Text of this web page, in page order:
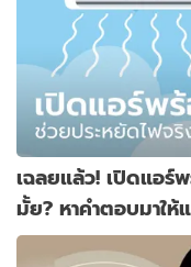
เฉลยแล้ว! เปิดแอ
มั้ย? หาคำตอบมาให้